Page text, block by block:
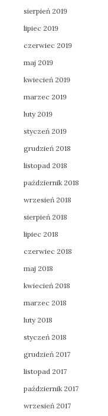
sierpień 2019
lipiec 2019
czerwiec 2019
maj 2019
kwiecień 2019
marzec 2019
luty 2019
styczeń 2019
grudzień 2018
listopad 2018
październik 2018
wrzesień 2018
sierpień 2018
lipiec 2018
czerwiec 2018
maj 2018
kwiecień 2018
marzec 2018
luty 2018
styczeń 2018
grudzień 2017
listopad 2017
październik 2017
wrzesień 2017